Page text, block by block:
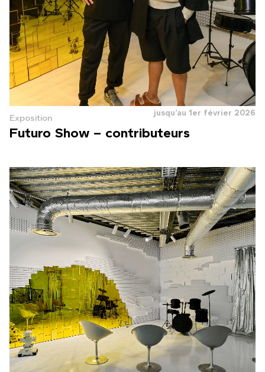
jusqu'au 1er février 2026
Exposition
Futuro Show – contributeurs